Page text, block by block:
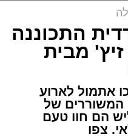
התכוננה
מבית
אתמול לארוע
המשוררים של
הם חוו טעם
צפו